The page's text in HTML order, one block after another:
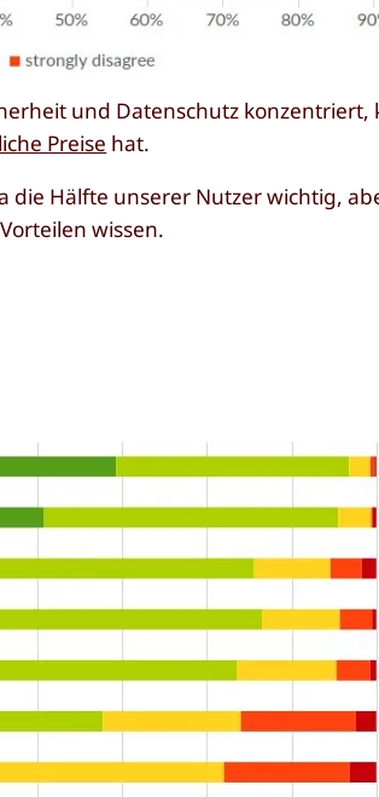
und Datenschutz konzentriert,
Preise hat.
die Hälfte unserer Nutzer wichtig,
wissen.